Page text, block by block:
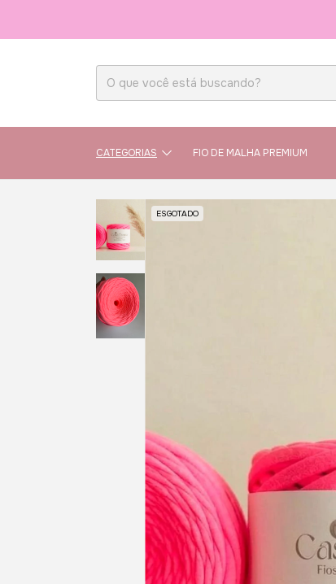
CATEGORIAS FIO DE MALHA PREMIUM
ESGOTADO